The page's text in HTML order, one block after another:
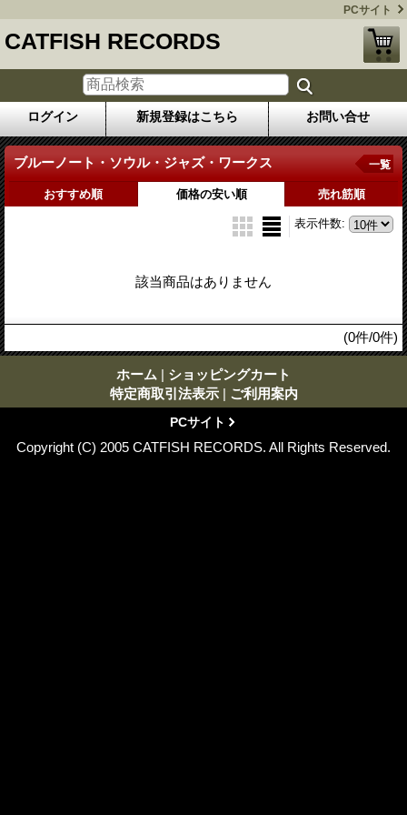
PCサイト
CATFISH RECORDS
ログイン 新規登録はこちら お問い合せ
ブルーノート・ソウル・ジャズ・ワークス 一覧
おすすめ順 価格の安い順 売れ筋順
表示件数:
該当商品はありません
(0件/0件)
ホーム | ショッピングカート
特定商取引法表示 | ご利用案内
PCサイト
Copyright (C) 2005 CATFISH RECORDS. All Rights Reserved.